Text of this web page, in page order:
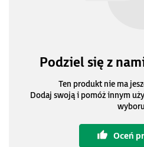
Podziel się z
Ten produkt nie ma
Dodaj swoją i pomóż innym
Oceń